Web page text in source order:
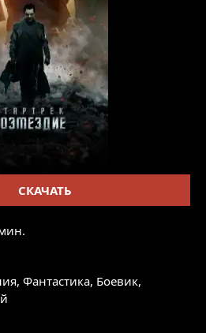
СКАЧАТЬ
, Фантастика, Боевик,